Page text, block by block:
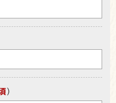
）